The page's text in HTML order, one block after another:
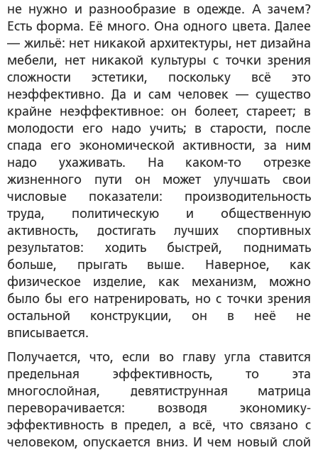
не нужно и разнообразие в одежде. А зачем?
Есть форма. Её много. Она одного цвета. Далее
— жильё: нет никакой архитектуры, нет дизайна
мебели, нет никакой культуры с точки зрения
сложности эстетики, поскольку всё это
неэффективно. Да и сам человек — существо
крайне неэффективное: он болеет, стареет; в
молодости его надо учить; в старости, после
спада его экономической активности, за ним
надо ухаживать. На каком-то отрезке
жизненного пути он может улучшать свои
числовые показатели: производительность
труда, политическую и общественную
активность, достигать лучших спортивных
результатов: ходить быстрей, поднимать
больше, прыгать выше. Наверное, как
физическое изделие, как механизм, можно
было бы его натренировать, но с точки зрения
остальной конструкции, он в неё не
вписывается.
Получается, что, если во главу угла ставится
предельная эффективность, то эта
многослойная, девятиструнная матрица
переворачивается: возводя экономику-
эффективность в предел, а всё, что связано с
человеком, опускается вниз. И чем новый слой